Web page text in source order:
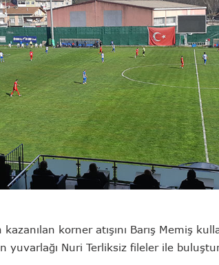
korner atışını Barış Memiş
yuvarlağı Nuri Terliksiz fileler ile